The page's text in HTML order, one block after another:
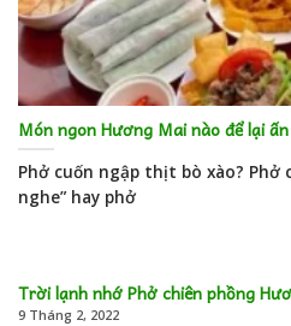
Món ngon Hương Mai nào để lại
Phở cuốn ngập thịt bò xào? Phở
nghe” hay phở
Trời lạnh nhớ Phở chiên phồng
9 Tháng 2, 2022